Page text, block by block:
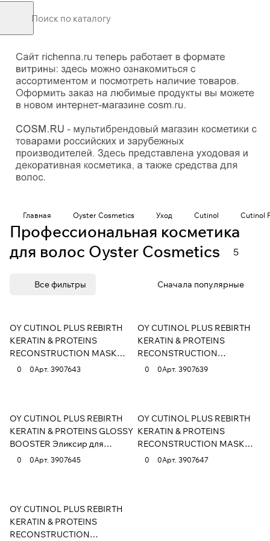
Главная Oyster Cosmetics Уход Cutinol Cutinol
Профессиональная косметика
для волос Oyster Cosmetics
5
Все фильтры Сначала популярные
OY CUTINOL PLUS REBIRTH
KERATIN & PROTEINS
RECONSTRUCTION MASK
Маска для восстановления
0 0Арт. 3907643
OY CUTINOL PLUS REBIRTH
KERATIN & PROTEINS
RECONSTRUCTION
SHAMPOO Шампунь для
0 0Арт. 3907639
OY CUTINOL PLUS REBIRTH
KERATIN & PROTEINS GLOSSY
BOOSTER Эликсир для
восстановления и уплотнения
0 0Арт. 3907645
OY CUTINOL PLUS REBIRTH
KERATIN & PROTEINS
RECONSTRUCTION MASK
Маска для восстановления
0 0Арт. 3907647
OY CUTINOL PLUS REBIRTH
KERATIN & PROTEINS
RECONSTRUCTION